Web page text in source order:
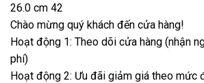
26.0 cm 42
Chào mừng quý khách đến cửa hàng!
Hoạt động 1: Theo dõi cửa hàng (nhận
phí)
Hoạt động 2: Ưu đãi giảm giá theo mức